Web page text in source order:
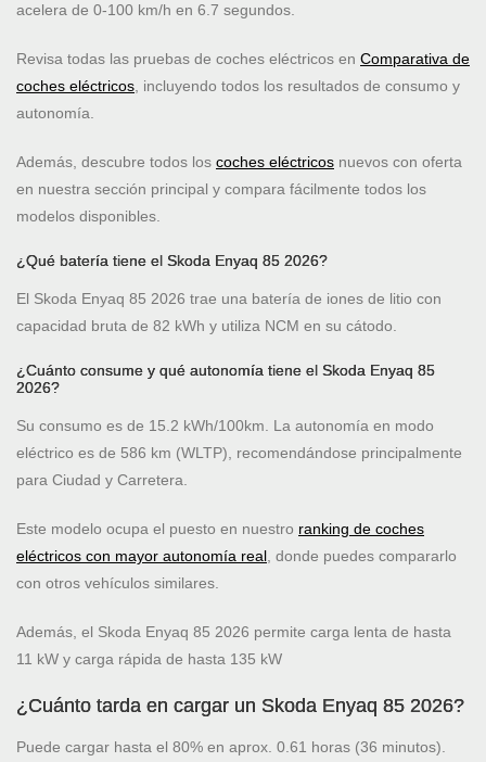
acelera de 0-100 km/h en 6.7 segundos.
Revisa todas las pruebas de coches eléctricos en Comparativa de
coches eléctricos , incluyendo todos los resultados de consumo y
autonomía.
Además, descubre todos los coches eléctricos nuevos con oferta
en nuestra sección principal y compara fácilmente todos los
modelos disponibles.
¿Qué batería tiene el Skoda Enyaq 85 2026?
El Skoda Enyaq 85 2026 trae una batería de iones de litio con
capacidad bruta de 82 kWh y utiliza NCM en su cátodo.
¿Cuánto consume y qué autonomía tiene el Skoda Enyaq 85
2026?
Su consumo es de 15.2 kWh/100km. La autonomía en modo
eléctrico es de 586 km (WLTP), recomendándose principalmente
para Ciudad y Carretera.
Este modelo ocupa el puesto en nuestro ranking de coches
eléctricos con mayor autonomía real , donde puedes compararlo
con otros vehículos similares.
Además, el Skoda Enyaq 85 2026 permite carga lenta de hasta
11 kW y carga rápida de hasta 135 kW
¿Cuánto tarda en cargar un Skoda Enyaq 85 2026?
Puede cargar hasta el 80% en aprox. 0.61 horas (36 minutos).